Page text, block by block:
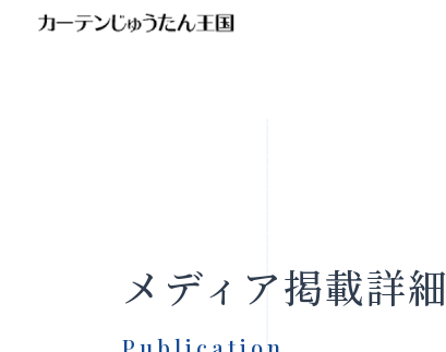
製品をさがす
メディア掲載詳細